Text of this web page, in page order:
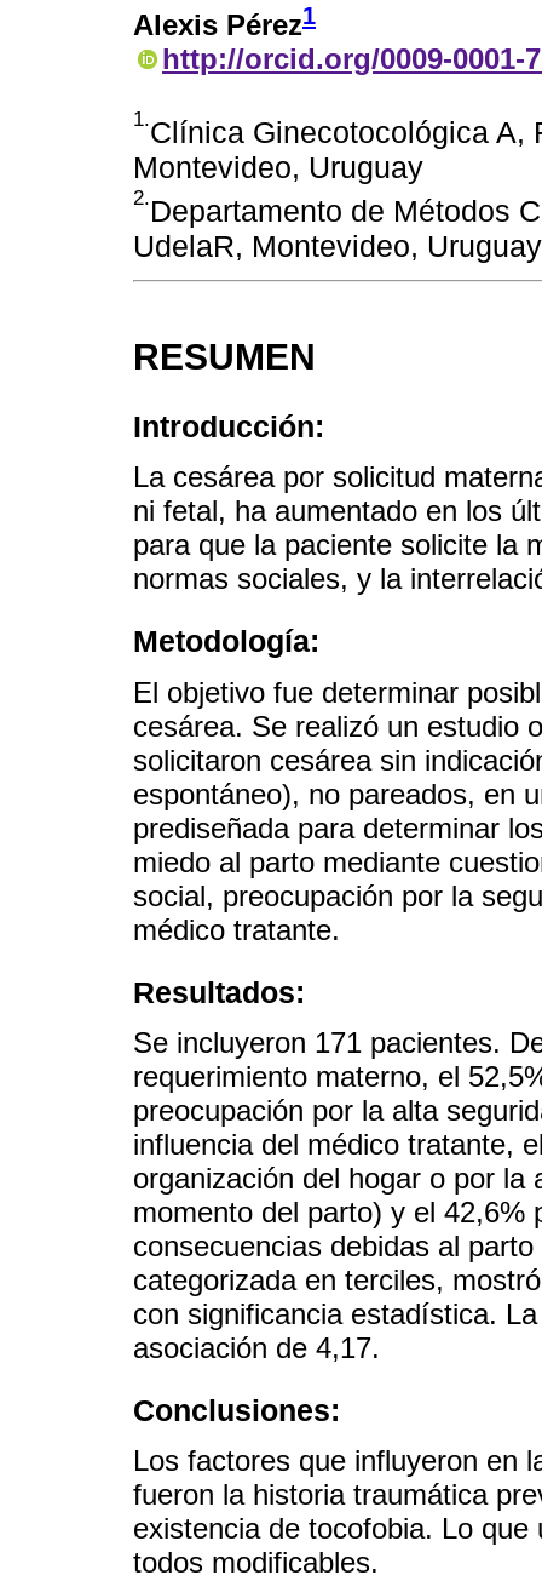
Alexis Pérez1
http://orcid.org/0009-0001-
1.Clínica Ginecotocológica A,
Montevideo, Uruguay
2.Departamento de Métodos
UdelaR, Montevideo, Uruguay
RESUMEN
Introducción:
La cesárea por solicitud
ni fetal, ha aumentado en los
para que la paciente solicite la
normas sociales, y la
Metodología:
El objetivo fue determinar
cesárea. Se realizó un estudio
solicitaron cesárea sin
espontáneo), no pareados, en
prediseñada para determinar
miedo al parto mediante
social, preocupación por la
médico tratante.
Resultados:
Se incluyeron 171 pacientes.
requerimiento materno, el
preocupación por la alta
influencia del médico tratante,
organización del hogar o por
momento del parto) y el 42,6%
consecuencias debidas al
categorizada en terciles,
con significancia estadística.
asociación de 4,17.
Conclusiones:
Los factores que influyeron en
fueron la historia traumática
existencia de tocofobia. Lo
todos modificables.